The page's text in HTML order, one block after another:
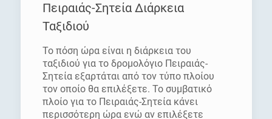
Πειραιάς-Σητεία Διάρκεια
Ταξιδιού
Το πόση ώρα είναι η διάρκεια του
ταξιδιού για το δρομολόγιο Πειραιάς-
Σητεία εξαρτάται από τον τύπο πλοίου
τον οποίο θα επιλέξετε. Το συμβατικό
πλοίο για το Πειραιάς-Σητεία κάνει
περισσότερη ώρα ενώ αν επιλέξετε